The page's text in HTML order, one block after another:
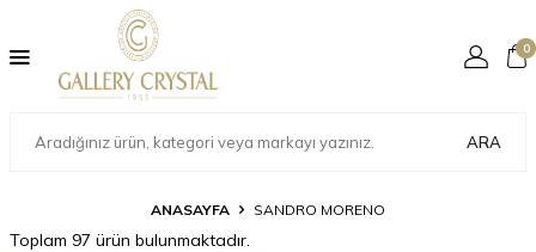
ARA
0
ANASAYFA SANDRO MORENO
Toplam 97 ürün bulunmaktadır.